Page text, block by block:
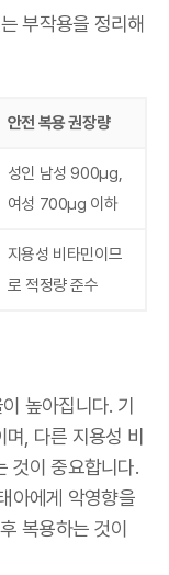
부작용을 정리해
안전 복용 권장량
성인 남성 900μg,
여성 700μg 이하
지용성 비타민이므
로 적정량 준수
높아집니다. 기
, 다른 지용성 비
것이 중요합니다.
아에게 악영향을
복용하는 것이